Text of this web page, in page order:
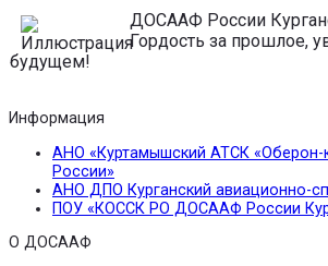
ДОСААФ России
Гордость за прошлое,
будущем!
Информация
АНО «Куртамышский АТСК
России»
АНО ДПО Курганский авиационно-
ПОУ «КОССК РО ДОСААФ России
О ДОСААФ